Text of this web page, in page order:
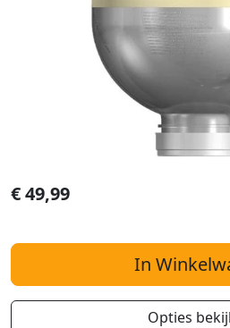
€49,99
In
Opties